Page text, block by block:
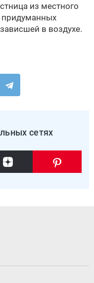
из местного
придуманных
в воздухе.
сетях